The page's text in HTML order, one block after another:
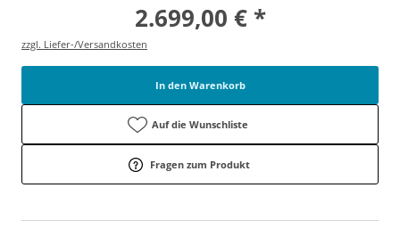
2.699,00 € *
zzgl. Liefer-/Versandkosten
In den Warenkorb
Auf die Wunschliste
Fragen zum Produkt